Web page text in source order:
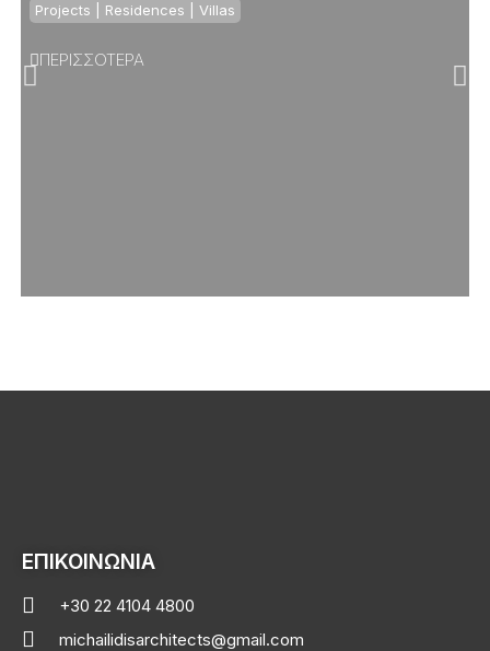
Projects Residences Villas
ΠΕΡΙΣΣΟΤΕΡΑ
ΕΠΙΚΟΙΝΩΝΙΑ
+30 22 4104 4800
michailidisarchitects@gmail.com